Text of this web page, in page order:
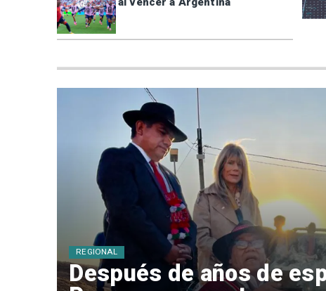
Después de años de
REGIONAL